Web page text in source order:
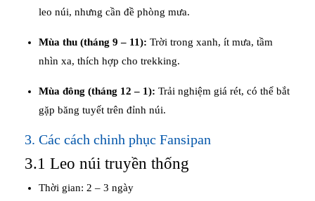
leo núi, nhưng cần đề phòng mưa.
Mùa thu (tháng 9 – 11): Trời trong xanh, ít mưa, tầm
nhìn xa, thích hợp cho trekking.
Mùa đông (tháng 12 – 1): Trải nghiệm giá rét, có thể bắt
gặp băng tuyết trên đỉnh núi.
3. Các cách chinh phục Fansipan
3.1 Leo núi truyền thống
Thời gian: 2 – 3 ngày